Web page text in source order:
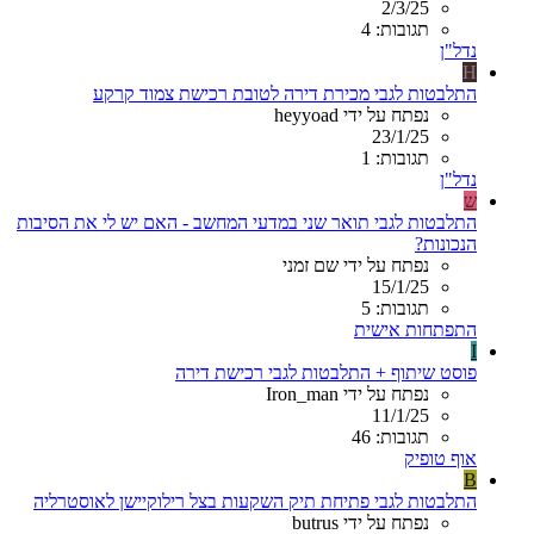
2/3/25
תגובות: 4
נדל"ן
H
התלבטות לגבי מכירת דירה לטובת רכישת צמוד קרקע
נפתח על ידי heyyoad
23/1/25
תגובות: 1
נדל"ן
ש
התלבטות לגבי תואר שני במדעי המחשב - האם יש לי את הסיבות
הנכונות?
נפתח על ידי שם זמני
15/1/25
תגובות: 5
התפתחות אישית
I
פוסט שיתוף + התלבטות לגבי רכישת דירה
נפתח על ידי Iron_man
11/1/25
תגובות: 46
אוף טופיק
B
התלבטות לגבי פתיחת תיק השקעות בצל רילוקיישן לאוסטרליה
נפתח על ידי butrus